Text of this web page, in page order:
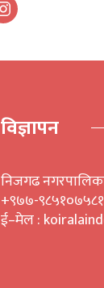
विज्ञापन
निजगढ
+९७७-
ई–मेल :